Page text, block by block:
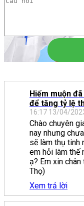
Hiếm muộn
để tăng tỷ lệ
16:17 13/04/
Chào chuyên
nay nhưng
sẽ làm thụ tinh
em hỏi làm thế
ạ? Em xin
Thọ)
Xem trả lời